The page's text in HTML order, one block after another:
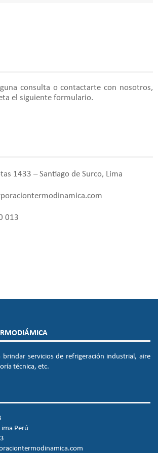
consulta o contactarte con nosotros,
el siguiente formulario.
1433 – Santiago de Surco, Lima
013
brindar servicios de refrigeración industrial, aire
técnica, etc.
Perú